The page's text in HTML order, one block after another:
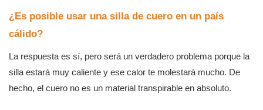
¿Es posible usar una silla de cuero en un país
cálido?
La respuesta es sí, pero será un verdadero problema porque la
silla estará muy caliente y ese calor te molestará mucho. De
hecho, el cuero no es un material transpirable en absoluto.